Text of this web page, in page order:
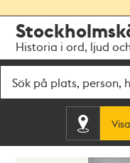
navigationen
huvudinnehållet
Historia i ord, ljud